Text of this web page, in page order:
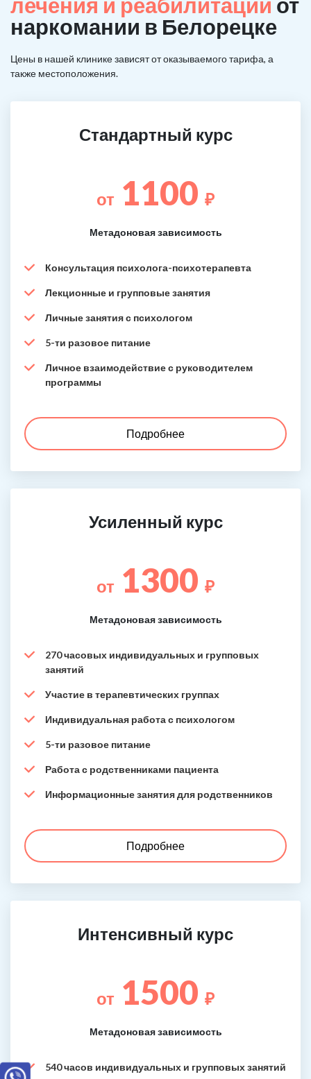
наркомании в Белорецке
Цены в нашей клинике зависят от оказываемого тарифа, а
также местоположения.
Стандартный курс
от 1100 ₽
Метадоновая зависимость
Консультация психолога-психотерапевта
Лекционные и групповые занятия
Личные занятия с психологом
5-ти разовое питание
Личное взаимодействие с руководителем
программы
Подробнее
Усиленный курс
от 1300 ₽
Метадоновая зависимость
270 часовых индивидуальных и групповых
занятий
Участие в терапевтических группах
Индивидуальная работа с психологом
5-ти разовое питание
Работа с родственниками пациента
Информационные занятия для родственников
Подробнее
Интенсивный курс
от 1500 ₽
Метадоновая зависимость
540 часов индивидуальных и групповых занятий